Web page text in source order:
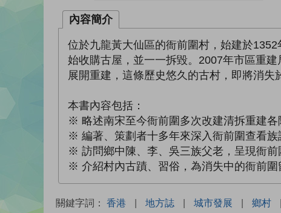
內容簡介
位於九龍黃大仙區的衙前圍村，始建於
始收購古屋，並一一拆毀。2007年市區重
展開重建，這條歷史悠久的古村，即將消失
本書內容包括：
※ 略述南宋至今衙前圍多次改建清拆重建各
※ 編著、策劃者十多年來深入衙前圍查看族
※ 訪問鄉中陳、李、吳三族父老，呈現衙前
※ 介紹村內古蹟、習俗，為消失中的衙前圍
關鍵字詞： 香港 | 地方誌 | 城市發展 | 鄉村 |